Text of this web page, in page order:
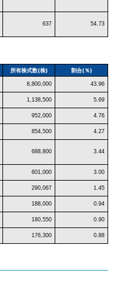
637 54.73
所有株式数(株) 割合(％)
8,800,000 43.96
1,138,500 5.69
952,000 4.76
854,500 4.27
688,800 3.44
601,000 3.00
290,067 1.45
188,000 0.94
180,550 0.90
176,300 0.88